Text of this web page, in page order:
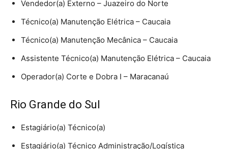
Vendedor(a) Externo – Juazeiro do Norte
Técnico(a) Manutenção Elétrica – Caucaia
Técnico(a) Manutenção Mecânica – Caucaia
Assistente Técnico(a) Manutenção Elétrica – Caucaia
Operador(a) Corte e Dobra I – Maracanaú
Rio Grande do Sul
Estagiário(a) Técnico(a)
Estagiário(a) Técnico Administração/Logística